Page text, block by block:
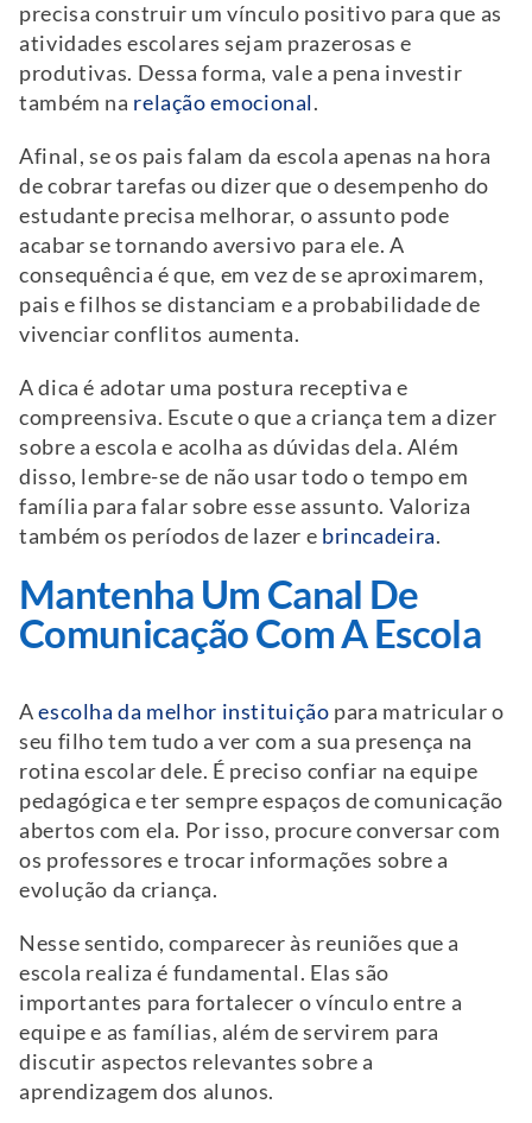
precisa construir um vínculo positivo para que as
atividades escolares sejam prazerosas e
produtivas. Dessa forma, vale a pena investir
também na relação emocional.
Afinal, se os pais falam da escola apenas na hora
de cobrar tarefas ou dizer que o desempenho do
estudante precisa melhorar, o assunto pode
acabar se tornando aversivo para ele. A
consequência é que, em vez de se aproximarem,
pais e filhos se distanciam e a probabilidade de
vivenciar conflitos aumenta.
A dica é adotar uma postura receptiva e
compreensiva. Escute o que a criança tem a dizer
sobre a escola e acolha as dúvidas dela. Além
disso, lembre-se de não usar todo o tempo em
família para falar sobre esse assunto. Valoriza
também os períodos de lazer e brincadeira.
Mantenha Um Canal De
Comunicação Com A Escola
Aescolha da melhor instituição para matricular o
seu filho tem tudo a ver com a sua presença na
rotina escolar dele. É preciso confiar na equipe
pedagógica e ter sempre espaços de comunicação
abertos com ela. Por isso, procure conversar com
os professores e trocar informações sobre a
evolução da criança.
Nesse sentido, comparecer às reuniões que a
escola realiza é fundamental. Elas são
importantes para fortalecer o vínculo entre a
equipe e as famílias, além de servirem para
discutir aspectos relevantes sobre a
aprendizagem dos alunos.